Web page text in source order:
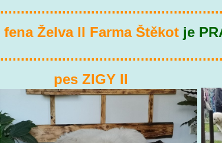
fena Želva II Farma Štěkot je
pes ZIGY II pes